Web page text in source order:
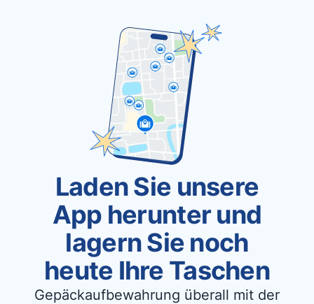
Laden Sie unsere
App herunter und
lagern Sie noch
heute Ihre Taschen
Gepäckaufbewahrung überall mit der